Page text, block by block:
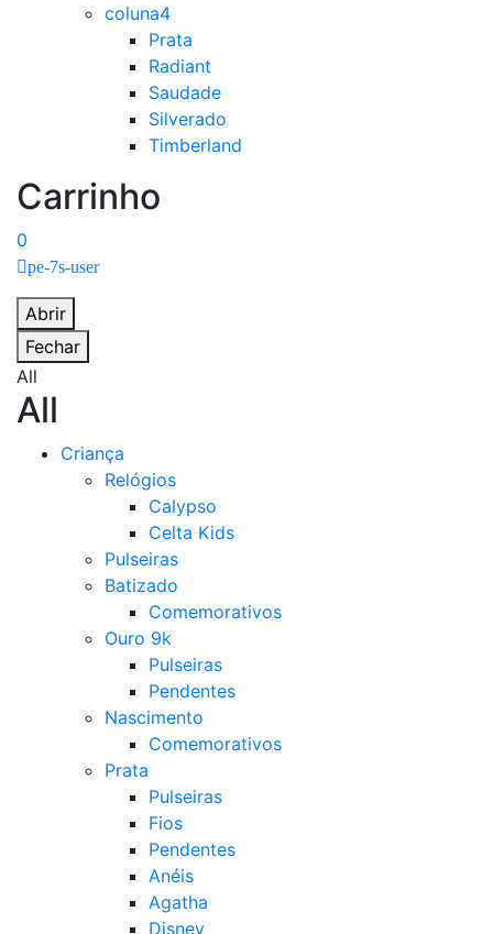
coluna4
Prata
Radiant
Saudade
Silverado
Timberland
Carrinho
0
pe-7s-user
Abrir
Fechar
All
All
Criança
Relógios
Calypso
Celta Kids
Pulseiras
Batizado
Comemorativos
Ouro 9k
Pulseiras
Pendentes
Nascimento
Comemorativos
Prata
Pulseiras
Fios
Pendentes
Anéis
Agatha
Disney